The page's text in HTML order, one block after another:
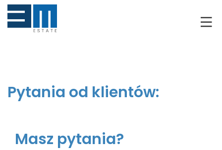
O NAS
NIERUCHOMOŚCI
Pytania od klientów:
Masz pytania?